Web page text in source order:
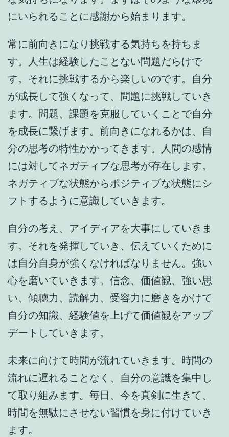
にいられることに感謝から始まります。
常に前向きになり挑戦する気持ちを持ちま
す。人生は経験したことない問題だらけで
す。それに挑戦するから楽しいのです。自分
が成長して強くなって、問題に挑戦していき
ます。問題、課題を克服していくことで自分
を成長に繋げます。前向きになれるかは、自
分の思考の特性かかってきます。人間の感情
には対してネガティブな思考が存在します。
ネガティブな状態からポジティブな状態にシ
フトするように意識していきます。
自分の考え、アイディアを大事にしていきま
す。それを発揮していき、伝えていくために
は自分自身が強くなければなりません。強い
心を磨いていきます。信念、価値観、強い思
い、傾聴力、読解力、受容力に磨きをかけて
自分の知識、経験値を上げて価値観をアップ
デートしていきます。
未来に向けて時間が流れていきます。時間の
流れに遅れることなく、自分の意識を集中し
て取り組みます。毎日、今を真剣に生きて、
時間を無駄にさせない習慣を身に付けていき
ます。